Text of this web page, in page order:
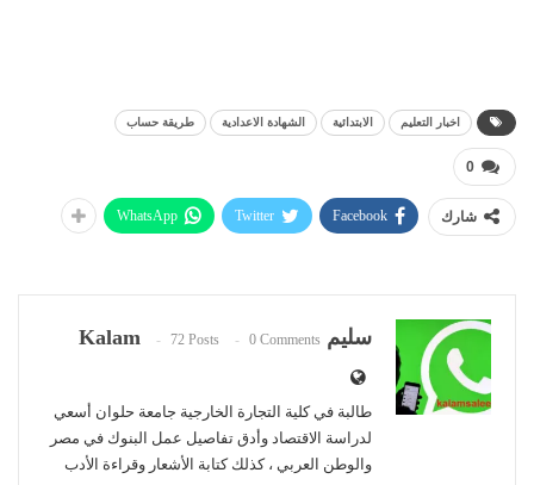
اخبار التعليم الابتدائية الشهادة الاعدادية طريقة حساب
0
شارك Facebook
Twitter
WhatsApp
سليم Kalam 72 Posts 0 Comments
طالبة في كلية التجارة الخارجية جامعة حلوان أسعي
لدراسة الاقتصاد وأدق تفاصيل عمل البنوك في مصر
والوطن العربي ، كذلك كتابة الأشعار وقراءة الأدب